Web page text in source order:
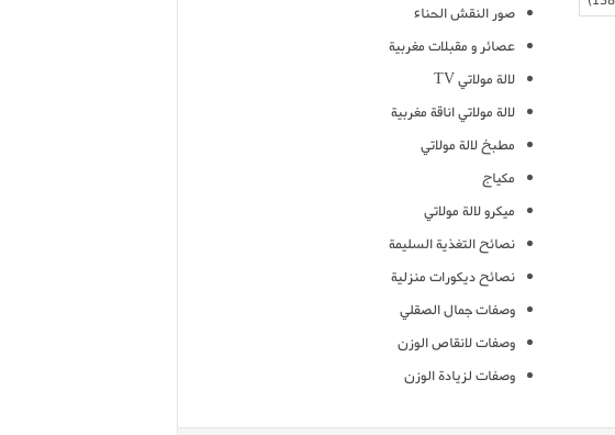
صور النقش الحناء
عصائر و مقبلات مغربية
لالة مولاتي TV
لالة مولاتي اناقة مغربية
مطبخ لالة مولاتي
مكياج
ميكرو لالة مولاتي
نصائح التغذية السليمة
نصائح ديكورات منزلية
وصفات جمال الصقلي
وصفات لانقاص الوزن
وصفات لزيادة الوزن